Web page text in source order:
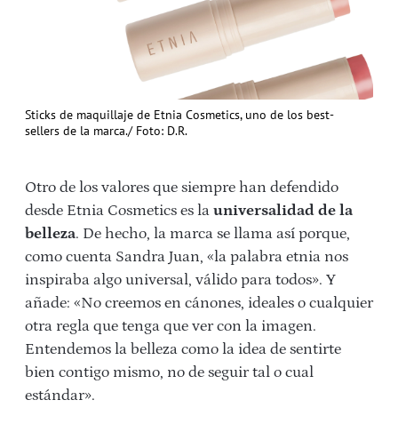
Sticks de maquillaje de Etnia Cosmetics, uno de los best-
sellers de la marca./ Foto: D.R.
Otro de los valores que siempre han defendido
desde Etnia Cosmetics es la universalidad de la
belleza. De hecho, la marca se llama así porque,
como cuenta Sandra Juan, «la palabra etnia nos
inspiraba algo universal, válido para todos». Y
añade: «No creemos en cánones, ideales o cualquier
otra regla que tenga que ver con la imagen.
Entendemos la belleza como la idea de sentirte
bien contigo mismo, no de seguir tal o cual
estándar».